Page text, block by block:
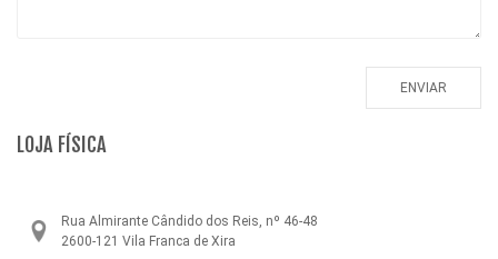
LOJA FÍSICA
Rua Almirante Cândido dos Reis, nº 46-48
2600-121 Vila Franca de Xira